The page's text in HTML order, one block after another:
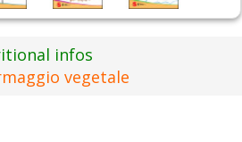
infos
vegetale